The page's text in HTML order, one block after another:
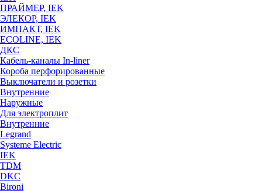
ПРАЙМЕР, IEK
ЭЛЕКОР, IEK
ИМПАКТ, IEK
ECOLINE, IEK
ДКС
Кабель-каналы In-liner
Короба перфорированные
Выключатели и розетки
Внутренние
Наружные
Для электроплит
Внутренние
Legrand
Systeme Electric
IEK
TDM
DKC
Bironi